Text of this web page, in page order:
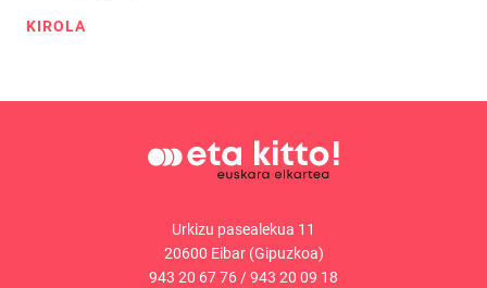
KIROLA
Urkizu pasealekua 11
20600 Eibar (Gipuzkoa)
943 20 67 76 /943 20 09 18